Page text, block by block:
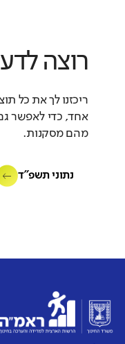
רוצה
ריכזנו לך את כל
אחד, כדי לאפשר גם
מהם מסקנות.
נתוני תשפ"ד